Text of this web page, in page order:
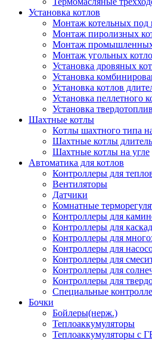
Установка котлов
Монтаж котельных под
Монтаж пиролизных
Монтаж промышленных
Монтаж угольных
Установка дровяных
Установка
Установка котлов
Установка пеллетного
Установка
Шахтные котлы
Котлы шахтного типа
Шахтные котлы
Шахтные котлы на угле
Автоматика для котлов
Контроллеры для
Вентиляторы
Датчики
Комнатные
Контроллеры для
Контроллеры для
Контроллеры для
Контроллеры для
Контроллеры для
Контроллеры для
Контроллеры для
Специальные
Бочки
Бойлеры(нерж.)
Теплоаккумуляторы
Теплоаккумуляторы с